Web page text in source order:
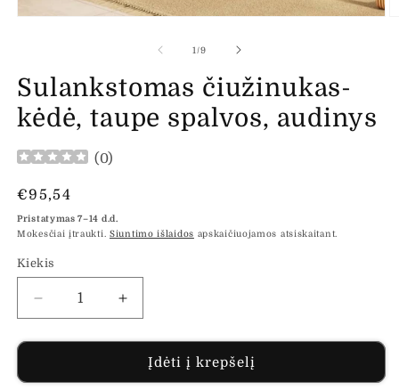
lange
1/iš
9
Sulankstomas čiužinukas-
kėdė, taupe spalvos, audinys
(0)
Įprasta
kaina
€95,54
Pristatymas 7–14 d.d.
Mokesčiai įtraukti. Siuntimo išlaidos apskaičiuojamos atsiskaitant.
Kiekis
Sumažinti
Sulankstomas
čiužinukas-
taupe
Padidinti
Sulankstomas
čiužinukas-
kėdė,
taupe
Įdėti į krepšelį